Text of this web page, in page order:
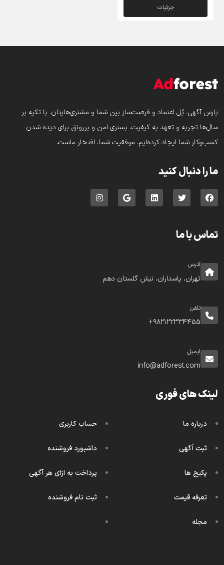
جزئیات
پارس‌ آگهی، پُل اعتماد و فرصت‌ساز بین شما و مشتری‌هایتان. با تکیه بر
سال‌ها تجربه و تعهد به کیفیت، بستری امن و پررونق برای دیده شدن
کسب‌وکار شما ایجاد کرده‌ایم. موفقیت شما، افتخار ماست.
ما را دنبال کنید
تماس با ما
آدرس
تهران، پاسداران، نبش گلستان دهم
تلفن
982122334455+
ایمیل
info@adforest.com
لینک های فوری
درباره ما
ثبت آگهی
پکیج ها
تعرفه قیمت
مجله
حساب کاربری
داشبورد فروشنده
پرداخت به ازای هر آگهی
ثبت نام فروشنده